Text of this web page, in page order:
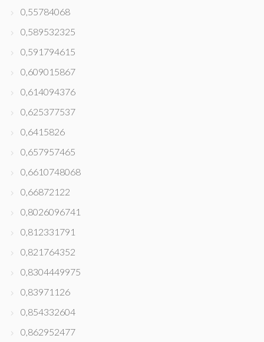
0,55784068
0,589532325
0,591794615
0,609015867
0,614094376
0,625377537
0,6415826
0,657957465
0,6610748068
0,66872122
0,8026096741
0,812331791
0,821764352
0,8304449975
0,83971126
0,854332604
0,862952477